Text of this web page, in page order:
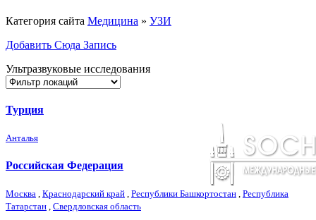
Категория сайта Медицина » УЗИ
Добавить Сюда Запись
Ультразвуковые исследования
Турция
Анталья
Российская Федерация
Москва Краснодарский край Республики Башкортостан Республика
Татарстан Свердловская область